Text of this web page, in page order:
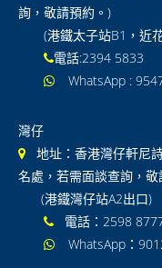
IB DP
GCSE及IGCSE 常
IAL及GCE 常見問
通告
聯絡我們
詢，敬請預約。)
(港鐵太子站B1，近
電話:2394 5833
WhatsApp :
灣仔
地址：香港灣仔軒尼
名處，若需面談查詢，敬
(港鐵灣仔站A2出口)
電話：2598
WhatsApp：